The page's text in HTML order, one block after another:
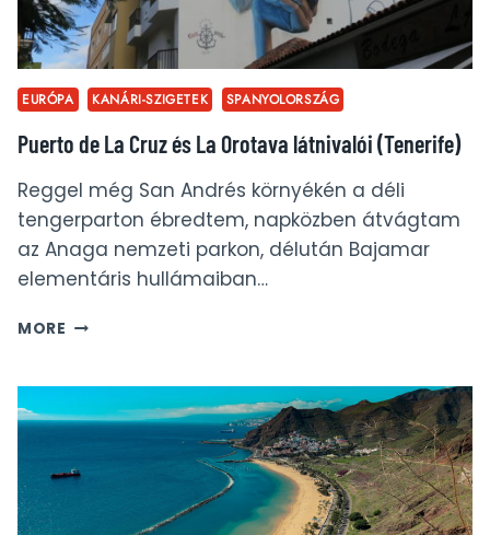
EURÓPA KANÁRI-SZIGETEK SPANYOLORSZÁG
Puerto de La Cruz és La Orotava látnivalói (Tenerife)
Reggel még San Andrés környékén a déli
tengerparton ébredtem, napközben átvágtam
az Anaga nemzeti parkon, délután Bajamar
elementáris hullámaiban…
MORE PUERTO
CRUZ
ÉS
LÁTNIVALÓI